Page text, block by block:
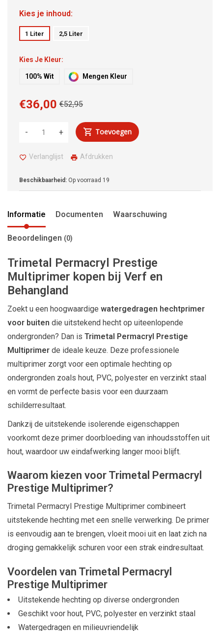
Kies je inhoud:
1 Liter 2,5 Liter
Kies Je Kleur:
100% Wit Mengen Kleur
€52,95
€36,00
+
- Toevoegen
Verlanglijst Afdrukken
Beschikbaarheid: Op voorraad 19
Informatie Documenten Waarschuwing
Beoordelingen (0)
Trimetal Permacryl Prestige
Multiprimer kopen bij Verf en
Behangland
Zoekt u een hoogwaardige watergedragen hechtprimer
voor buiten die uitstekend hecht op uiteenlopende
ondergronden? Dan is Trimetal Permacryl Prestige
Multiprimer de ideale keuze. Deze professionele
multiprimer zorgt voor een optimale hechting op
ondergronden zoals hout, PVC, polyester en verzinkt staal
en vormt de perfecte basis voor een duurzaam
schilderresultaat.
Dankzij de uitstekende isolerende eigenschappen
voorkomt deze primer doorbloeding van inhoudsstoffen uit
hout, waardoor uw eindafwerking langer mooi blijft.
Waarom kiezen voor Trimetal Permacryl
Prestige Multiprimer?
Trimetal Permacryl Prestige Multiprimer combineert
uitstekende hechting met een snelle verwerking. De primer
is eenvoudig aan te brengen, vloeit mooi uit en laat zich na
droging gemakkelijk schuren voor een strak eindresultaat.
Voordelen van Trimetal Permacryl
Prestige Multiprimer
Uitstekende hechting op diverse ondergronden
Geschikt voor hout, PVC, polyester en verzinkt staal
Watergedragen en milieuvriendelijk